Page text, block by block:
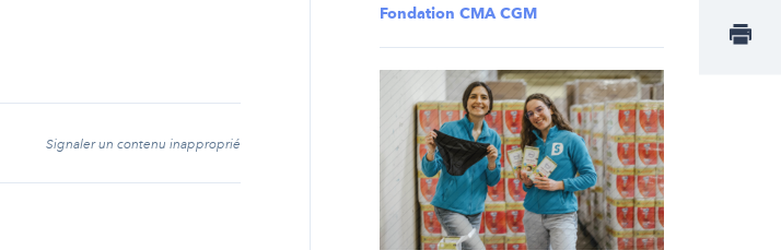
Signaler un contenu inapproprié
Fondation CMA CGM